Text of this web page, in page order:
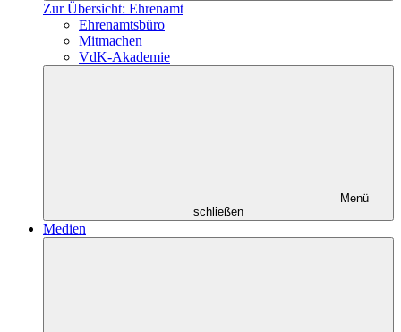
Zur Übersicht: Ehrenamt
Ehrenamtsbüro
Mitmachen
VdK-Akademie
Menü
schließen
Medien